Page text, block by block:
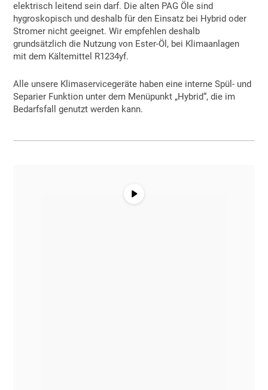
elektrisch leitend sein darf. Die alten PAG Öle sind
hygroskopisch und deshalb für den Einsatz bei Hybrid oder
Stromer nicht geeignet. Wir empfehlen deshalb
grundsätzlich die Nutzung von Ester-Öl, bei Klimaanlagen
mit dem Kältemittel R1234yf.
Alle unsere Klimaservicegeräte haben eine interne Spül- und
Separier Funktion unter dem Menüpunkt „Hybrid“, die im
Bedarfsfall genutzt werden kann.